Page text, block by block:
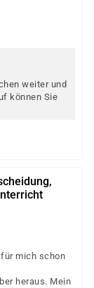
weiter und
können Sie
mich schon
heraus. Mein